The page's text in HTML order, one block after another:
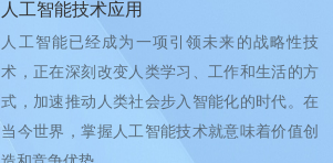
人工智能技术应用
人工智能已经成为一项引领未来的战略性技
术，正在深刻改变人类学习、工作和生活的方
式，加速推动人类社会步入智能化的时代。在
当今世界，掌握人工智能技术就意味着价值创